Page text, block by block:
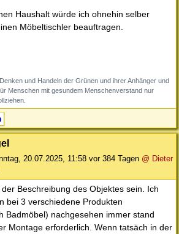
Haushalt würde ich ohnehin selber
Möbeltischler beauftragen.
und Handeln der Grünen und ihrer Anhänger und
Menschen mit gesundem Menschenverstand nur
20.07.2025, 11:58 vor 384 Tagen @ Dieter
Beschreibung des Objektes sein. Ich
bei 3 verschiedene Produkten
Badmöbel) nachgesehen immer stand
Montage erforderlich. Wenn tatsäch in der